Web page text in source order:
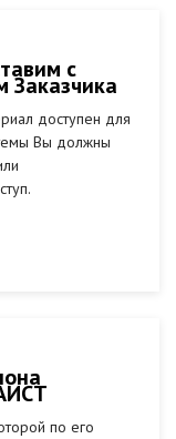
с
доступен для
Вы должны
по его